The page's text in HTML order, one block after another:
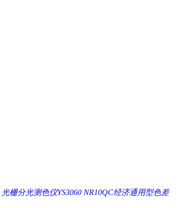
光栅分光测色仪YS3060 NR10QC经济通用型色差